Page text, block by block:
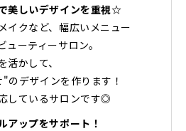
美しいデザインを重視☆
イクなど、幅広いメニュー
ーティーサロン。
かして、
デザインを作ります！
しているサロンです◎
アップをサポート！